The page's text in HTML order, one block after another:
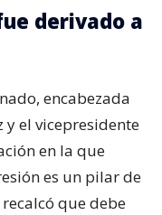
derivado a
encabezada
el vicepresidente
en la que
es un pilar de
que debe